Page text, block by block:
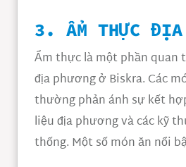
3. ẨM THỰC ĐỊA
Ẩm thực là một phần quan
địa phương ở Biskra. Các
thường phản ánh sự kết
liệu địa phương và các kỹ
thống. Một số món ăn nổi